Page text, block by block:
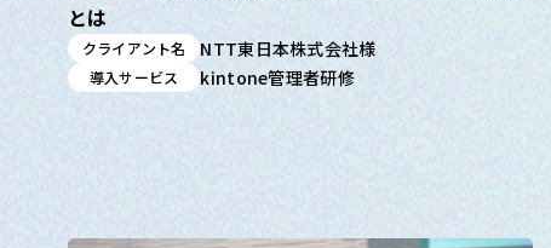
とは
クライアント名 NTT東日本株式会社様
導入サービス kintone管理者研修